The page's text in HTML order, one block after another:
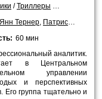
/Триллеры Драмы
Янн Тернер, Патрисия Ригген
60 мин
аналитик.
в Центральном
управлении
и перспективных
Его группа тщательно и